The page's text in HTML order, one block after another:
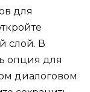
для
слой. В
опция для
диалоговом